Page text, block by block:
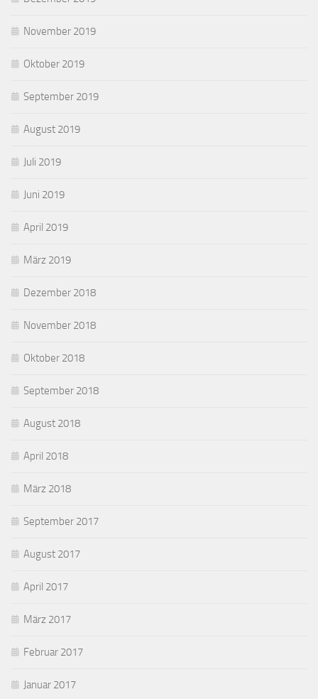
November 2019
Oktober 2019
September 2019
August 2019
Juli 2019
Juni 2019
April 2019
März 2019
Dezember 2018
November 2018
Oktober 2018
September 2018
August 2018
April 2018
März 2018
September 2017
August 2017
April 2017
März 2017
Februar 2017
Januar 2017